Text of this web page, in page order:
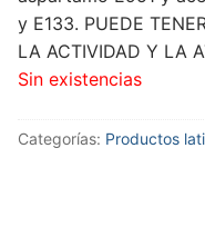
y E133. PUEDE
LA ACTIVIDAD Y LA
Sin existencias
Categorías: Productos